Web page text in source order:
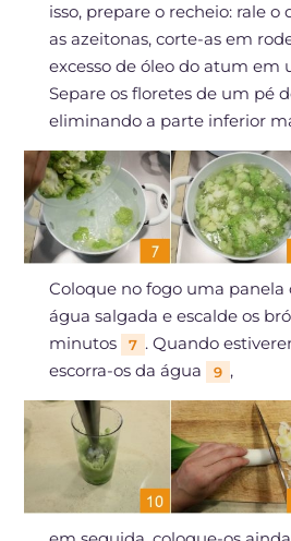
isso, prepare o recheio: rale o
as azeitonas, corte-as em
excesso de óleo do atum em
Separe os floretes de um pé
eliminando a parte inferior
Coloque no fogo uma
água salgada e escalde os
minutos
7 . Quando
escorra-os da água
9 ,